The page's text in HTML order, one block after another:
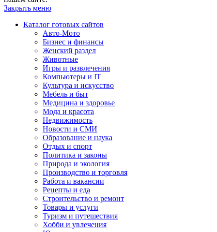
Закрыть меню
Каталог готовых сайтов
Авто-Мото
Бизнес и финансы
Женский раздел
Животные
Игры и развлечения
Компьютеры и IT
Культура и искусство
Мебель и быт
Медицина и здоровье
Мода и красота
Недвижимость
Новости и СМИ
Образование и наука
Отдых и спорт
Политика и законы
Природа и экология
Производство и торговля
Работа и вакансии
Рецепты и еда
Строительство и ремонт
Товары и услуги
Туризм и путешествия
Хобби и увлечения